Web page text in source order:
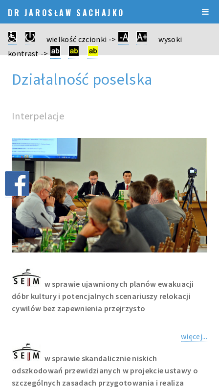
DR JAROSŁAW SACHAJKO
wielkość czcionki ->
wysoki
kontrast ->
Działalność poselska
Interpelacje
w sprawie ujawnionych planów ewakuacji
dóbr kultury i potencjalnych scenariuszy relokacji
cywilów bez zapewnienia przejrzysto
więcej...
w sprawie skandalicznie niskich
odszkodowań przewidzianych w projekcie ustawy o
szczególnych zasadach przygotowania i realiza